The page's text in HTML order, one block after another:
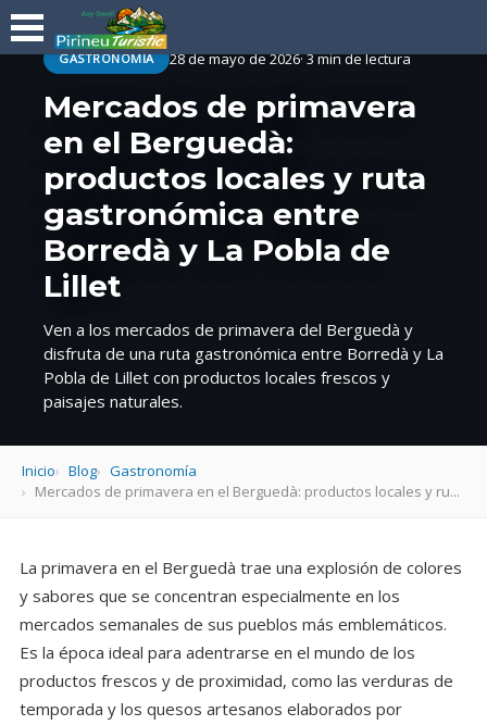
GASTRONOMÍA 28 de mayo de 2026· 3 min de lectura
Mercados de primavera
en el Berguedà:
productos locales y ruta
gastronómica entre
Borredà y La Pobla de
Lillet
Ven a los mercados de primavera del Berguedà y
disfruta de una ruta gastronómica entre Borredà y La
Pobla de Lillet con productos locales frescos y
paisajes naturales.
Inicio Blog
Gastronomía
Mercados de primavera en el Berguedà: productos locales y ru...
La primavera en el Berguedà trae una explosión de colores
y sabores que se concentran especialmente en los
mercados semanales de sus pueblos más emblemáticos.
Es la época ideal para adentrarse en el mundo de los
productos frescos y de proximidad, como las verduras de
temporada y los quesos artesanos elaborados por